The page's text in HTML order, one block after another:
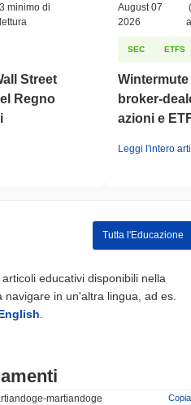
3 minimo di
lettura
Street
Regno
August 07
2026
SEC ETFS
broker-
azioni e
Leggi l'intero
Tutta l'Educazione
educativi disponibili nella
in un'altra lingua, ad es.
martiandoge
Copia